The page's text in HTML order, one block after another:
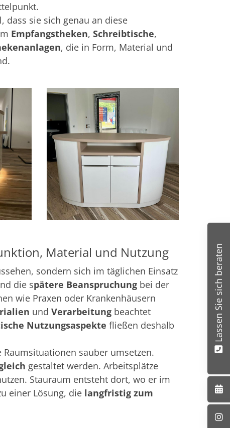
dass sie sich genau an diese
Empfangstheken, Schreibtische,
, die in Form, Material und
Material und Nutzung
sondern sich im täglichen Einsatz
die spätere Beanspruchungbei der
wie Praxen oder Krankenhäusern
und Verarbeitungbeachtet
Nutzungsaspekte fließen deshalb
sauber umsetzen.
gestaltet werden. Arbeitsplätze
Stauraum entsteht dort, wo er im
einer Lösung, die langfristig zum
Lassen Sie sich beraten